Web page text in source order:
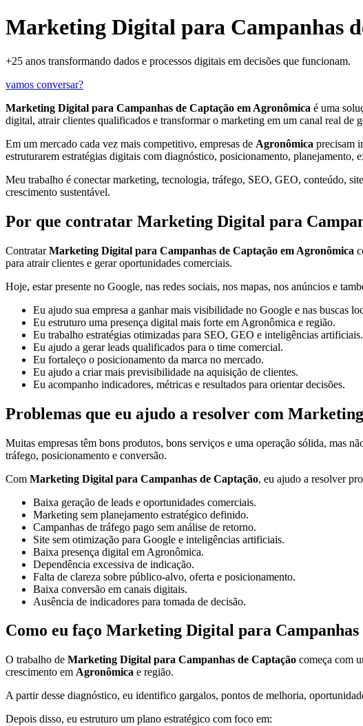
Marketing Digital para Campanhas
+25 anos transformando dados e processos digitais em decisões que funcionam.
vamos conversar?
Marketing Digital para Campanhas de Captação em Agronômica é uma
digital, atrair clientes qualificados e transformar o marketing em um canal real de
Em um mercado cada vez mais competitivo, empresas de Agronômica precisam
estruturarem estratégias digitais com diagnóstico, posicionamento, planejamento,
Meu trabalho é conectar marketing, tecnologia, tráfego, SEO, GEO, conteúdo,
crescimento sustentável.
Por que contratar Marketing Digital para
ContratarMarketing Digital para Campanhas de Captação em Agronômica
para atrair clientes e gerar oportunidades comerciais.
Hoje, estar presente no Google, nas redes sociais, nos mapas, nos anúncios e
Eu ajudo sua empresa a ganhar mais visibilidade no Google e nas buscas
Eu estruturo uma presença digital mais forte em Agronômica e região.
Eu trabalho estratégias otimizadas para SEO, GEO e inteligências artificiais.
Eu ajudo a gerar leads qualificados para o time comercial.
Eu fortaleço o posicionamento da marca no mercado.
Eu ajudo a criar mais previsibilidade na aquisição de clientes.
Eu acompanho indicadores, métricas e resultados para orientar decisões.
Problemas que eu ajudo a resolver com
Muitas empresas têm bons produtos, bons serviços e uma operação sólida, mas
tráfego, posicionamento e conversão.
Com Marketing Digital para Campanhas de Captação, eu ajudo a resolver
Baixa geração de leads e oportunidades comerciais.
Marketing sem planejamento estratégico definido.
Campanhas de tráfego pago sem análise de retorno.
Site sem otimização para Google e inteligências artificiais.
Baixa presença digital em Agronômica.
Dependência excessiva de indicação.
Falta de clareza sobre público-alvo, oferta e posicionamento.
Baixa conversão em canais digitais.
Ausência de indicadores para tomada de decisão.
Como eu faço Marketing Digital para
O trabalho de Marketing Digital para Campanhas de Captação começa com
crescimento em Agronômica e região.
A partir desse diagnóstico, eu identifico gargalos, pontos de melhoria,
Depois disso, eu estruturo um plano estratégico com foco em: